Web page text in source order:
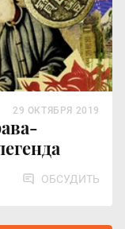
29 ОКТЯБРЯ 2019
ОБСУДИТЬ